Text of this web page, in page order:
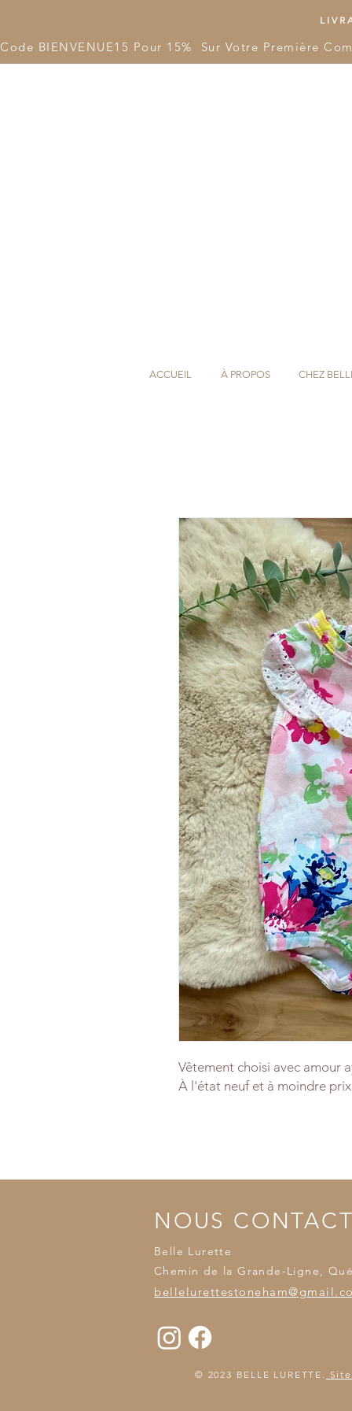
Code BIENVENUE15 Pour 15%  Sur Votre Première
ACCUEIL À PROPOS CHEZ
Vêtement choisi avec amour
À l'état neuf et à moindre
NOUS
Belle Lurette
Chemin de la Grande-Ligne,
© 2023 BELLE LURETTE.